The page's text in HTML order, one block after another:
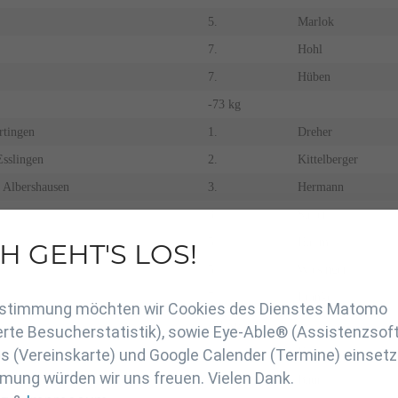
5. Marlok
7. Hohl
7. Hüben
-73 kg
Dreher
2. Kittelberger
3. Hermann
-81 kg
1. Kurz
2.
GEHT'S LOS!
möchten wir Cookies des Dienstes Matomo
Besucherstatistik), sowie Eye-Able®
(Vereinskarte) und Google Calender (Termine)
würden wir uns freuen. Vielen Dank.